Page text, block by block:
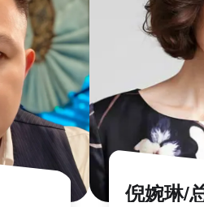
倪婉琳/